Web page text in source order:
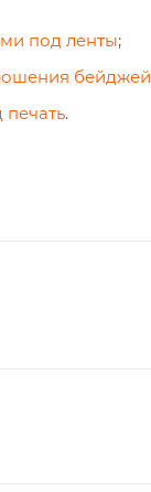
под ленты;
бейджей
печать.